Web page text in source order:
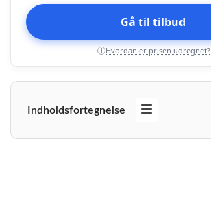
Gå til tilbud
i Hvordan er prisen udregnet?
Indholdsfortegnelse